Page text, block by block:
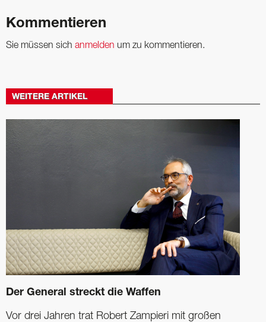
Kommentieren
Sie müssen sich anmelden um zu kommentieren.
WEITERE ARTIKEL
Der General streckt die Waffen
Vor drei Jahren trat Robert Zampieri mit großen